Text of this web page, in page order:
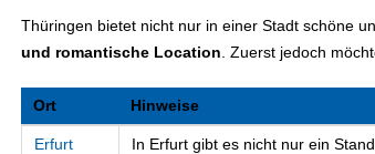
Thüringen bietet nicht nur in einer Stadt schöne
und romantische Location. Zuerst jedoch
Ort Hinweise
Erfurt
In Erfurt gibt es nicht nur ein